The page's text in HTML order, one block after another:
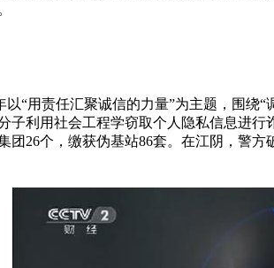
“用责任汇聚诚信的力量”为主题，围绕
子利用社会工程学窃取个人隐私信息进
团26个，缴获伪基站86套。在江阴，警